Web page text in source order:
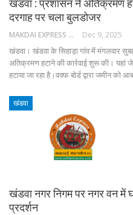
खंडवा : प्रशासन ने अतिक्रमण
दरगाह पर चला बुलडोजर
MAKDAI EXPRESS 24 Dec 9, 2025
खंडवा। खंडवा के सिहाड़ा गांव में मंगलवार
अतिक्रमण हटाने की कार्रवाई शुरू की। यहां
हटाया जा रहा है।वक्फ बोर्ड द्वारा जमीन को
खंडवा
खंडवा नगर निगम पर नगर वन में
प्रदर्शन